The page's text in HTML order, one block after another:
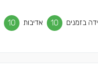
בזמנים 10 אדיבות 10